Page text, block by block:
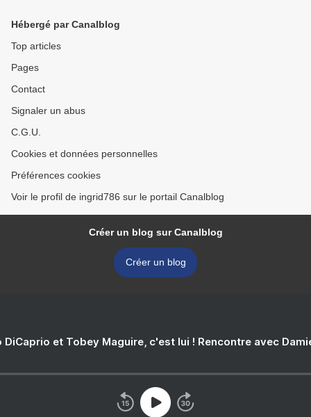
Hébergé par Canalblog
Top articles
Pages
Contact
Signaler un abus
C.G.U.
Cookies et données personnelles
Préférences cookies
Voir le profil de ingrid786 sur le portail Canalblog
Créer un blog sur Canalblog
Créer un blog
DiCaprio et Tobey Maguire, c'est lui ! Rencontre avec